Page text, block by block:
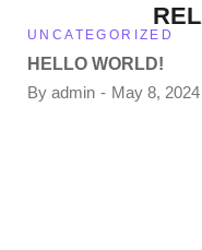
UNCATEGORIZED
HELLO WORLD!
By admin May 8, 2024